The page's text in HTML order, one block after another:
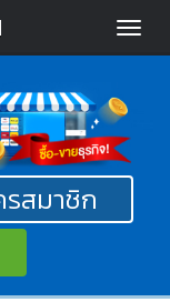
Toggle
สมาชิก